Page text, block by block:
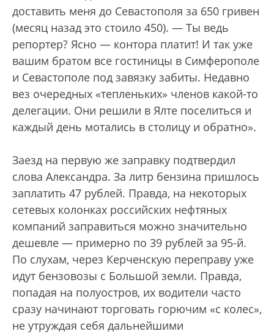
доставить меня до Севастополя за 650 гривен
(месяц назад это стоило 450). — Ты ведь
репортер? Ясно — контора платит! И так уже
вашим братом все гостиницы в Симферополе
и Севастополе под завязку забиты. Недавно
вез очередных «тепленьких» членов какой-то
делегации. Они решили в Ялте поселиться и
каждый день мотались в столицу и обратно».
Заезд на первую же заправку подтвердил
слова Александра. За литр бензина пришлось
заплатить 47 рублей. Правда, на некоторых
сетевых колонках российских нефтяных
компаний заправиться можно значительно
дешевле — примерно по 39 рублей за 95-й.
По слухам, через Керченскую переправу уже
идут бензовозы с Большой земли. Правда,
попадая на полуостров, их водители часто
сразу начинают торговать горючим «с колес»,
не утруждая себя дальнейшими